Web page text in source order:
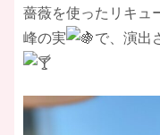
薔薇を使ったリキュ
峰の実
で、演出